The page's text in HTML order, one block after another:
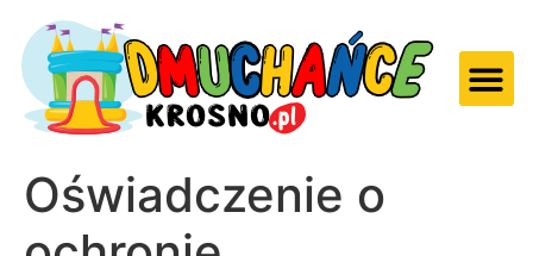
Oświadczenie o